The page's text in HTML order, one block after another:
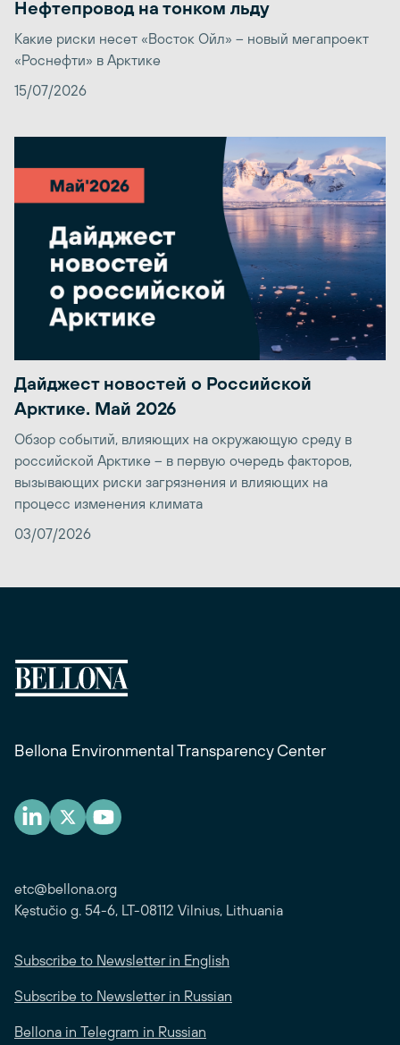
Нефтепровод на тонком льду
Какие риски несет «Восток Ойл» – новый мегапроект
«Роснефти» в Арктике
15/07/2026
Дайджест новостей о Российской
Арктике. Май 2026
Обзор событий, влияющих на окружающую среду в
российской Арктике – в первую очередь факторов,
вызывающих риски загрязнения и влияющих на
процесс изменения климата
03/07/2026
Bellona Environmental Transparency Center
etc@bellona.org
Kęstučio g. 54-6, LT-08112 Vilnius, Lithuania
Subscribe to Newsletter in English
Subscribe to Newsletter in Russian
Bellona in Telegram in Russian